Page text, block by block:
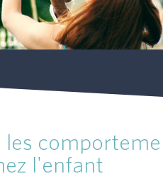
les
l'enfant